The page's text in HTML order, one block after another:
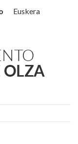
Euskera